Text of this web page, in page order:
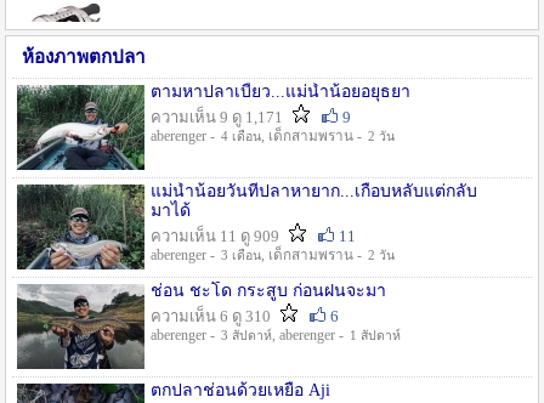
ห้องภาพตกปลา
ตามหาปลาเบี้ยว...แม่น้ำน้อยอยุธยา
ความเห็น 9 ดู 1,171
9
aberenger - 4 เดือน, เด็กสามพราน - 2 วัน
แม่น้ำน้อยวันที่ปลาหายาก...เกือบหลับแต่กลับ
มาได้
ความเห็น 11 ดู 909
11
aberenger - 3 เดือน, เด็กสามพราน - 2 วัน
ช่อน ชะโด กระสูบ ก่อนฝนจะมา
ความเห็น 6 ดู 310
6
aberenger - 3 สัปดาห์, aberenger - 1 สัปดาห์
ตกปลาช่อนด้วยเหยื่อ Aji